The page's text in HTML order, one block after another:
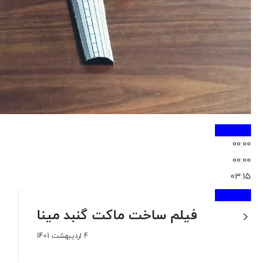
00:00
00:00
03:15
فیلم ساخت ماکت گنبد مینا
4 اردیبهشت 1401